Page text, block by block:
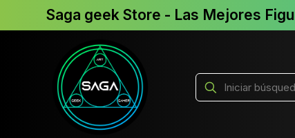
Saga geek Store - Las Mejores